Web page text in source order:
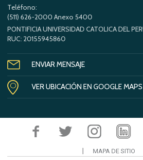
Teléfono:
(511) 626-2000 Anexo 5400
PONTIFICIA UNIVERSIDAD CATOLICA DEL
RUC: 20155945860
ENVIAR MENSAJE
VER UBICACIÓN EN GOOGLE MAPS
MAPA DE SITIO